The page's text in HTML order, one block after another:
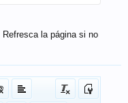
la página si no